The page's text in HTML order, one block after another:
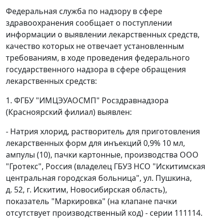
Федеральная служба по надзору в сфере
здравоохранения сообщает о поступлении
информации о выявлении лекарственных средств,
качество которых не отвечает установленным
требованиям, в ходе проведения федерального
государственного надзора в сфере обращения
лекарственных средств:
1. ФГБУ "ИМЦЭУАОСМП" Росздравнадзора
(Красноярский филиал) выявлен:
- Натрия хлорид, растворитель для приготовления
лекарственных форм для инъекций 0,9% 10 мл,
ампулы (10), пачки картонные, производства ООО
"Гротекс", Россия (владелец ГБУЗ НСО "Искитимская
центральная городская больница", ул. Пушкина,
д. 52, г. Искитим, Новосибирская область),
показатель "Маркировка" (на клапане пачки
отсутствует производственный код) - серии 111114.